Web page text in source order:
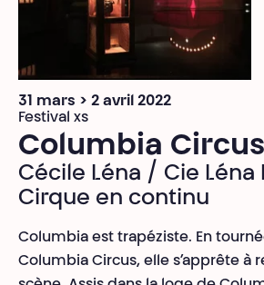
31 mars > 2 avril 2022
Festival xs
Columbia Circus
Cécile Léna / Cie Léna
Cirque en continu
Columbia est trapéziste. En
Columbia Circus, elle s’apprête à